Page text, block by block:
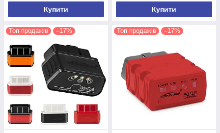
Купити Купити
Топ продажів –17% Топ продажів –17%